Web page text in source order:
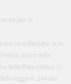
per le
manifestate se le
testo unico delle
della Repubblica 22
legge n. 244 del